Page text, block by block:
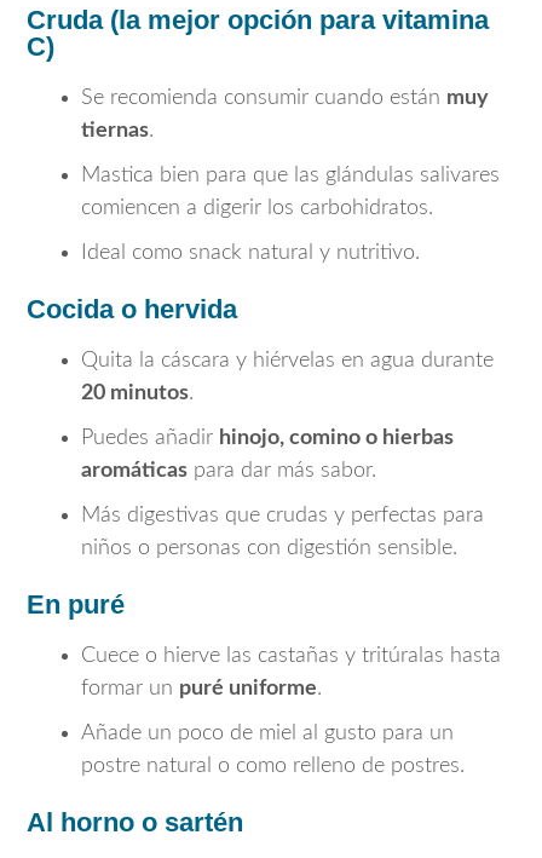
Cruda (la mejor opción para vitamina
C)
Se recomienda consumir cuando están muy
tiernas.
Mastica bien para que las glándulas salivares
comiencen a digerir los carbohidratos.
Ideal como snack natural y nutritivo.
Cocida o hervida
Quita la cáscara y hiérvelas en agua durante
20 minutos.
Puedes añadir hinojo, comino o hierbas
aromáticas para dar más sabor.
Más digestivas que crudas y perfectas para
niños o personas con digestión sensible.
En puré
Cuece o hierve las castañas y tritúralas hasta
formar un puré uniforme.
Añade un poco de miel al gusto para un
postre natural o como relleno de postres.
Al horno o sartén